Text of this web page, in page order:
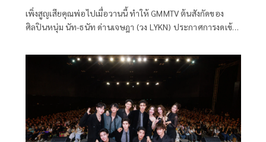
เพิ่งสูญเสียคุณพ่อไปเมื่อวานนี้ ทำให้ GMMTV ต้นสังกัดของ
ศิลปินหนุ่ม นัท-ธนัท ด่านเจษฎา (วง LYKN) ประกาศการงดเข้า